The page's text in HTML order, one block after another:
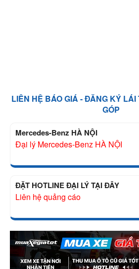
LIÊN HỆ BÁO GIÁ - ĐĂNG KÝ
GÓP
Mercedes-Benz HÀ NỘI
Đại lý Mercedes-Benz HÀ NỘI
ĐẶT HOTLINE ĐẠI LÝ TẠI ĐÂY
Liên hệ quảng cáo